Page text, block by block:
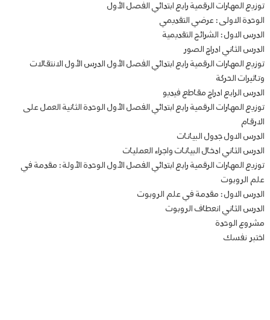
توزيع المهارات الرقمية رابع ابتدائي الفصل الأول
الوحدة الاولى : عرضي التقديمي
الدرس الاول : الشرائح التقديمية
الدرس الثاني ادراج الصور
توزيع المهارات الرقمية رابع ابتدائي الفصل الأول الدرس الأول الانتقالات
وتاثيرات الحركة
الدرس الرابع ادراج مقاطع فيديو
توزيع المهارات الرقمية رابع ابتدائي الفصل الأول الوحدة الثانية العمل على
الارقام
الدرس الاول جدول البيانات
الدرس الثاني ادخال البيانات واجراء العمليات
توزيع المهارات الرقمية رابع ابتدائي الفصل الأول الوحدة الأولة : مقدمة في
علم الروبوت
الدرس الاول : مقدمة في علم الروبوت
الدرس الثاني انعطاف الروبوت
مشروع الوحدة
اختبر نفسك